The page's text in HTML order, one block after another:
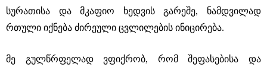
სურათისა და მკაფიო ხედვის გარეშე, ნამდვილად
რთული იქნება ძირეული ცვლილების ინიცირება.
მე გულწრფელად ვფიქრობ, რომ შეფასებისა და